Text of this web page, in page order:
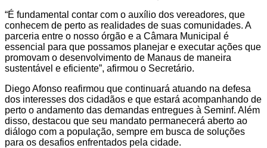
“É fundamental contar com o auxílio dos vereadores, que
conhecem de perto as realidades de suas comunidades. A
parceria entre o nosso órgão e a Câmara Municipal é
essencial para que possamos planejar e executar ações que
promovam o desenvolvimento de Manaus de maneira
sustentável e eficiente”, afirmou o Secretário.
Diego Afonso reafirmou que continuará atuando na defesa
dos interesses dos cidadãos e que estará acompanhando de
perto o andamento das demandas entregues à Seminf. Além
disso, destacou que seu mandato permanecerá aberto ao
diálogo com a população, sempre em busca de soluções
para os desafios enfrentados pela cidade.